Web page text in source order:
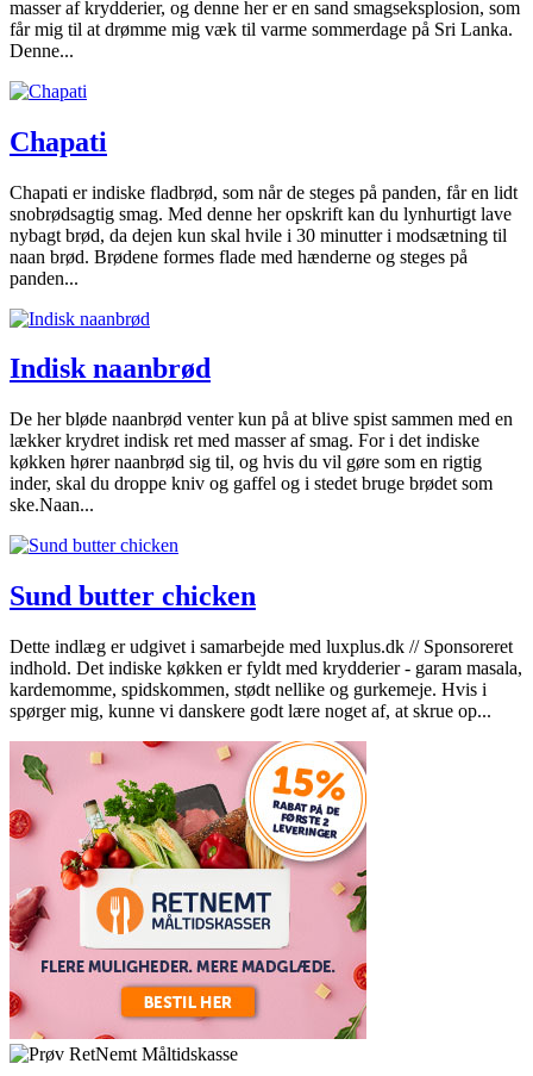
masser af krydderier, og denne her er en sand smagseksplosion, som
får mig til at drømme mig væk til varme sommerdage på Sri Lanka.
Denne...
Chapati
Chapati er indiske fladbrød, som når de steges på panden, får en lidt
snobrødsagtig smag. Med denne her opskrift kan du lynhurtigt lave
nybagt brød, da dejen kun skal hvile i 30 minutter i modsætning til
naan brød. Brødene formes flade med hænderne og steges på
panden...
Indisk naanbrød
De her bløde naanbrød venter kun på at blive spist sammen med en
lækker krydret indisk ret med masser af smag. For i det indiske
køkken hører naanbrød sig til, og hvis du vil gøre som en rigtig
inder, skal du droppe kniv og gaffel og i stedet bruge brødet som
ske.Naan...
Sund butter chicken
Dette indlæg er udgivet i samarbejde med luxplus.dk // Sponsoreret
indhold. Det indiske køkken er fyldt med krydderier - garam masala,
kardemomme, spidskommen, stødt nellike og gurkemeje. Hvis i
spørger mig, kunne vi danskere godt lære noget af, at skrue op...